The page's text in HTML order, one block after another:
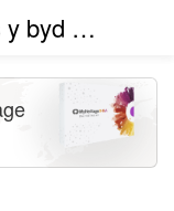
Ethnigrwydd o gwmpas y byd (beta)